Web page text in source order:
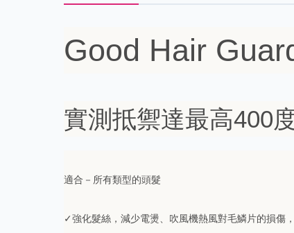
Good Hair
實測抵禦達最高400
適合－所有類型的頭髮
✓強化髮絲，減少電燙、吹風機熱風對毛鱗片的損傷